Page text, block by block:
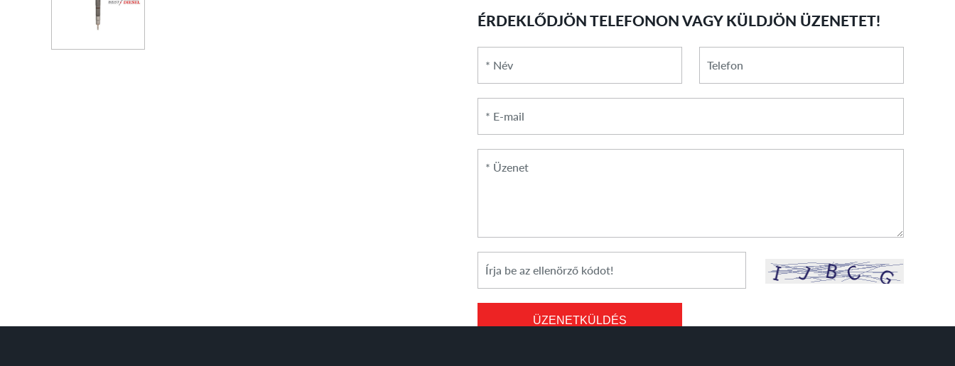
ÉRDEKLŐDJÖN TELEFONON VAGY KÜLDJÖN ÜZENETET!
Név
Üzenet
Cikkszám
ÜZENETKÜLDÉS